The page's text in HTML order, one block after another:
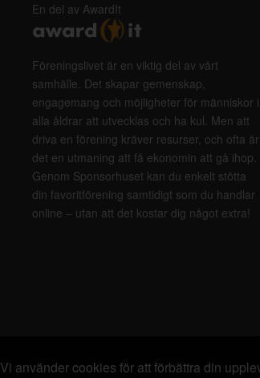
En del av AwardIt
Föreningslivet är en viktig del av vårt
samhälle. Det skapar gemenskap,
engagemang och möjligheter för människor i
alla åldrar att utvecklas och ha kul. Men att
driva en förening kräver resurser, och ofta är
det en utmaning att få ekonomin att gå ihop.
Genom Sponsorhuset kan du enkelt stötta
din favoritförening samtidigt som du handlar
online – utan att det kostar dig något extra!
Vi använder cookies för att förbättra din